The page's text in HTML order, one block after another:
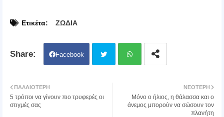
Ετικέτα: ΖΩΔΙΑ
Facebook
ter atsa
ΝΕΌΤΕΡΗ
Μόνο ο ήλιος, η θάλασσα και ο
άνεμος μπορούν να σώσουν τον
πλανήτη
ΠΑΛΑΙΌΤΕΡΗ
5 τρόποι να γίνουν πιο τρυφερές οι
στιγμές σας